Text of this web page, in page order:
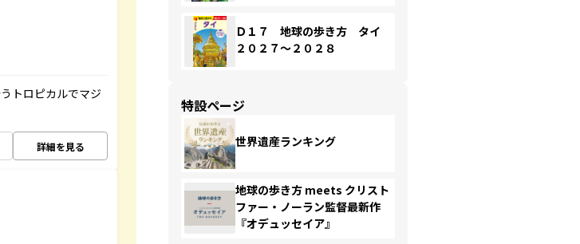
トロピカルでマジ
詳細を見る
Ｄ１７ 地球の歩き方 タイ
２０２７～２０２８
特設ページ
世界遺産ランキング
地球の歩き方 meets クリスト
ファー・ノーラン監督最新作
『オデュッセイア』